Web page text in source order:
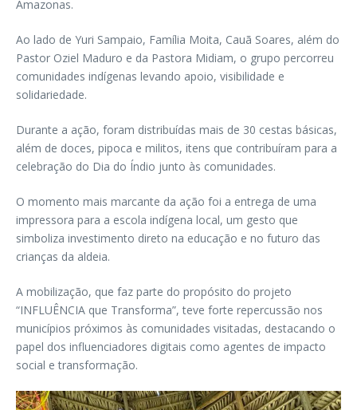
Amazonas.
Ao lado de Yuri Sampaio, Família Moita, Cauã Soares, além do
Pastor Oziel Maduro e da Pastora Midiam, o grupo percorreu
comunidades indígenas levando apoio, visibilidade e
solidariedade.
Durante a ação, foram distribuídas mais de 30 cestas básicas,
além de doces, pipoca e militos, itens que contribuíram para a
celebração do Dia do Índio junto às comunidades.
O momento mais marcante da ação foi a entrega de uma
impressora para a escola indígena local, um gesto que
simboliza investimento direto na educação e no futuro das
crianças da aldeia.
A mobilização, que faz parte do propósito do projeto
“INFLUÊNCIA que Transforma”, teve forte repercussão nos
municípios próximos às comunidades visitadas, destacando o
papel dos influenciadores digitais como agentes de impacto
social e transformação.